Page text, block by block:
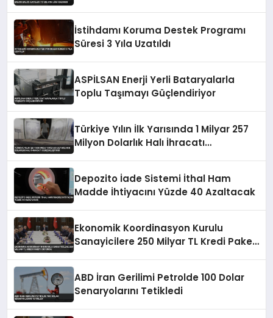
İstihdamı Koruma Destek Programı
Süresi 3 Yıla Uzatıldı
ASPİLSAN Enerji Yerli Bataryalarla
Toplu Taşımayı Güçlendiriyor
Türkiye Yılın İlk Yarısında 1 Milyar 257
Milyon Dolarlık Halı İhracatı
Depozito İade Sistemi İthal Ham
Madde İhtiyacını Yüzde 40 Azaltacak
Ekonomik Koordinasyon Kurulu
Sanayicilere 250 Milyar TL Kredi Paketi
ABD İran Gerilimi Petrolde 100 Dolar
Senaryolarını Tetikledi